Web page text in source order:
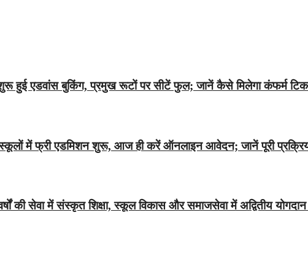
हुई एडवांस बुकिंग, प्रमुख रूटों पर सीटें फुल; जानें कैसे मिलेगा कंफर्म
में फ्री एडमिशन शुरू, आज ही करें ऑनलाइन आवेदन; जानें पूरी
सेवा में संस्कृत शिक्षा, स्कूल विकास और समाजसेवा में अद्वितीय